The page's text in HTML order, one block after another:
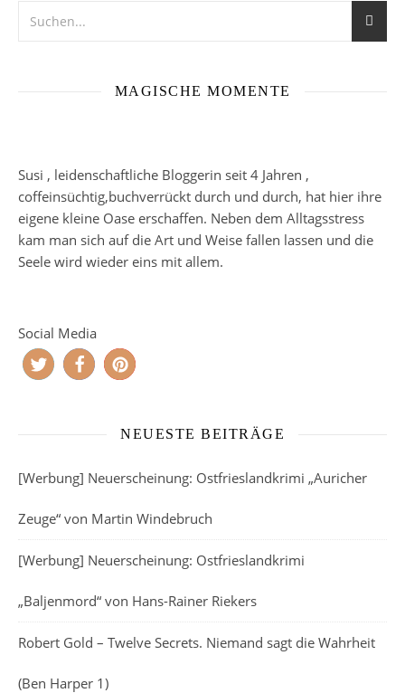
MAGISCHE MOMENTE
Susi , leidenschaftliche Bloggerin seit 4 Jahren ,
coffeinsüchtig,buchverrückt durch und durch, hat hier ihre
eigene kleine Oase erschaffen. Neben dem Alltagsstress
kam man sich auf die Art und Weise fallen lassen und die
Seele wird wieder eins mit allem.
Social Media
NEUESTE BEITRÄGE
[Werbung] Neuerscheinung: Ostfrieslandkrimi „Auricher
Zeuge“ von Martin Windebruch
[Werbung] Neuerscheinung: Ostfrieslandkrimi
„Baljenmord“ von Hans-Rainer Riekers
Robert Gold – Twelve Secrets. Niemand sagt die Wahrheit
(Ben Harper 1)